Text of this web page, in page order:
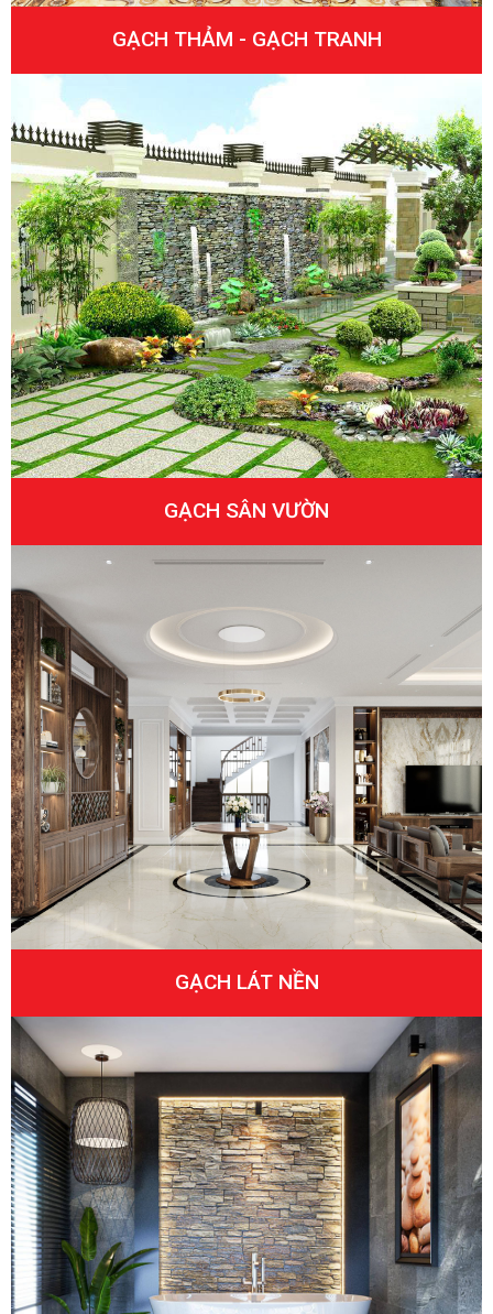
GẠCH THẢM - GẠCH TRANH
GẠCH SÂN VƯỜN
GẠCH LÁT NỀN